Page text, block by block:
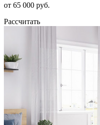
от 65 000 руб.
Рассчитать